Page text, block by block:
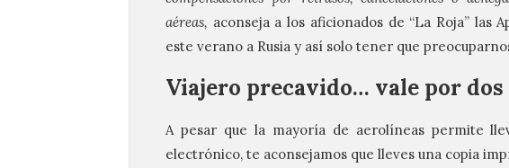
aéreas, aconseja a los aficionados de “La Roja” las
este verano a Rusia y así solo tener que
Viajero precavido… vale por dos
A pesar que la mayoría de aerolíneas permite
electrónico, te aconsejamos que lleves una copia